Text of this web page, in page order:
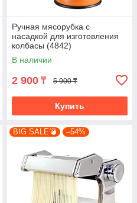
Ручная мясорубка с
насадкой для изготовления
колбасы (4842)
В наличии
2 900 ₸ 5 900 ₸
Купить
BIG SALE💣 –54%